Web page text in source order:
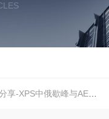
-XPS中俄歇峰与AES俄歇谱的差异